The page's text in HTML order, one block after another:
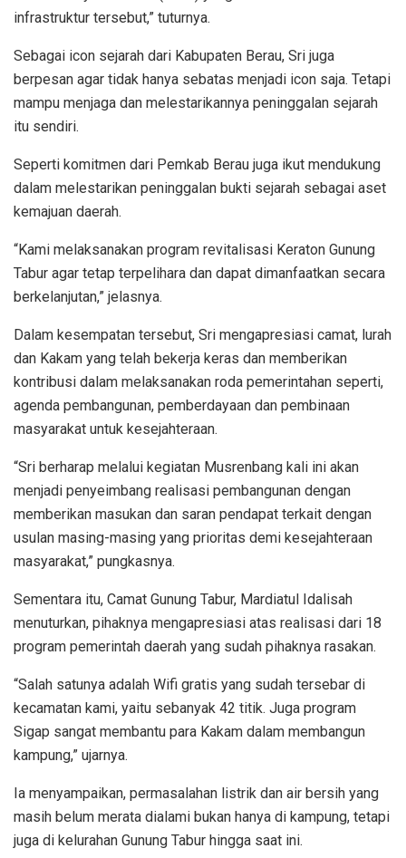
infrastruktur tersebut,” tuturnya.
Sebagai icon sejarah dari Kabupaten Berau, Sri juga
berpesan agar tidak hanya sebatas menjadi icon saja. Tetapi
mampu menjaga dan melestarikannya peninggalan sejarah
itu sendiri.
Seperti komitmen dari Pemkab Berau juga ikut mendukung
dalam melestarikan peninggalan bukti sejarah sebagai aset
kemajuan daerah.
“Kami melaksanakan program revitalisasi Keraton Gunung
Tabur agar tetap terpelihara dan dapat dimanfaatkan secara
berkelanjutan,” jelasnya.
Dalam kesempatan tersebut, Sri mengapresiasi camat, lurah
dan Kakam yang telah bekerja keras dan memberikan
kontribusi dalam melaksanakan roda pemerintahan seperti,
agenda pembangunan, pemberdayaan dan pembinaan
masyarakat untuk kesejahteraan.
“Sri berharap melalui kegiatan Musrenbang kali ini akan
menjadi penyeimbang realisasi pembangunan dengan
memberikan masukan dan saran pendapat terkait dengan
usulan masing-masing yang prioritas demi kesejahteraan
masyarakat,” pungkasnya.
Sementara itu, Camat Gunung Tabur, Mardiatul Idalisah
menuturkan, pihaknya mengapresiasi atas realisasi dari 18
program pemerintah daerah yang sudah pihaknya rasakan.
“Salah satunya adalah Wifi gratis yang sudah tersebar di
kecamatan kami, yaitu sebanyak 42 titik. Juga program
Sigap sangat membantu para Kakam dalam membangun
kampung,” ujarnya.
Ia menyampaikan, permasalahan listrik dan air bersih yang
masih belum merata dialami bukan hanya di kampung, tetapi
juga di kelurahan Gunung Tabur hingga saat ini.